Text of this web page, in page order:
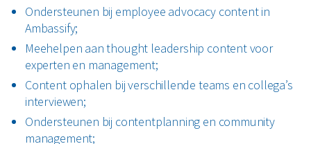
Ondersteunen bij employee advocacy content in
Ambassify;
Meehelpen aan thought leadership content voor
experten en management;
Content ophalen bij verschillende teams en collega’s
interviewen;
Ondersteunen bij contentplanning en community
management;